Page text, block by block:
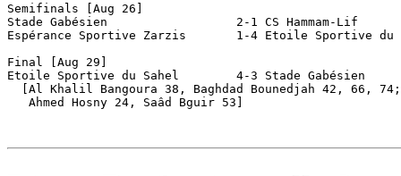
Semifinals [Aug 26]
Stade Gabésien			2-1 CS Hammam-Lif
Espérance Sportive Zarzis	1-4 Etoile Sportive du Sahel
Final [Aug 29]
Etoile Sportive du Sahel	4-3 Stade Gabésien
[Al Khalil Bangoura 38, Baghdad Bounedjah 42, 66,
   Ahmed Hosny 24, Saâd Bguir 53]